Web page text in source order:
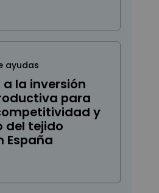
ayudas
a la inversión
para
y
del tejido
España